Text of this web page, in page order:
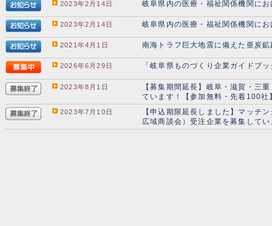
2023年2月14日 岐阜県内の医療・福祉関係機関に
2023年2月14日 岐阜県内の医療・福祉関係機関に
2021年4月1日 南海トラフ巨大地震に備えた亜炭
2026年6月29日 「岐阜県ものづくり企業ガイドブ
2023年8月1日
【募集期間延長】岐阜・滋賀・
ています！【参加無料・先着100社
2023年7月10日
【申込期限延長しました】マッ
広域商談会）受注企業を募集して